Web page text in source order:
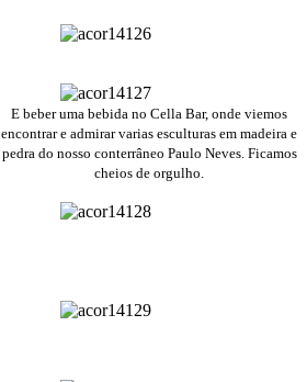
E beber uma bebida no Cella Bar, onde viemos
encontrar e admirar varias esculturas em madeira e
pedra do nosso conterrâneo Paulo Neves. Ficamos
cheios de orgulho.